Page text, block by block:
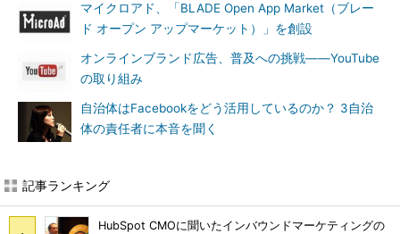
マイクロアド、「BLADE Open App Market（ブレー
ド オープン アップマーケット）」を創設
オンラインブランド広告、普及への挑戦――YouTube
の取り組み
自治体はFacebookをどう活用しているのか？ 3自治
体の責任者に本音を聞く
記事ランキング
HubSpot CMOに聞いたインバウンドマーケティングの